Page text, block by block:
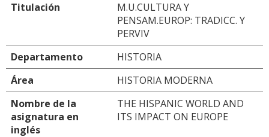
Titulación
M.U.CULTURA Y
PENSAM.EUROP: TRADICC. Y
PERVIV
Departamento
HISTORIA
Área
HISTORIA MODERNA
Nombre de la
asignatura en
inglés
THE HISPANIC WORLD AND
ITS IMPACT ON EUROPE